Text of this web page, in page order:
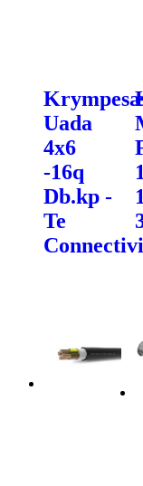
Uada
4x6
-16q
Db.kp -
Te